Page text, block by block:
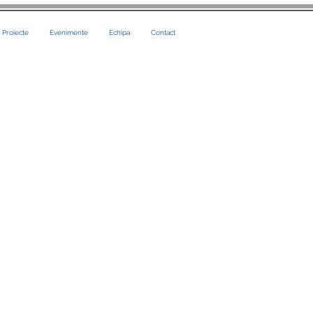
Proiecte Evenimente Echipa Contact